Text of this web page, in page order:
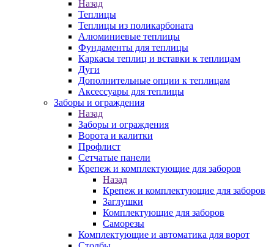
Назад
Теплицы
Теплицы из поликарбоната
Алюминиевые теплицы
Фундаменты для теплицы
Каркасы теплиц и вставки к теплицам
Дуги
Дополнительные опции к теплицам
Аксессуары для теплицы
Заборы и ограждения
Назад
Заборы и ограждения
Ворота и калитки
Профлист
Сетчатые панели
Крепеж и комплектующие для заборов
Назад
Крепеж и комплектующие для заборов
Заглушки
Комплектующие для заборов
Саморезы
Комплектующие и автоматика для ворот